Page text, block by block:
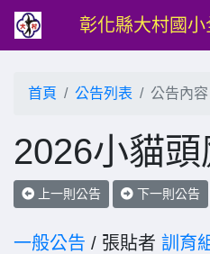
彰化縣大村國小
首頁 公告列表 公告內容
2026小貓
上一則公告 下一則公告
一般公告 / 張貼者 訓育